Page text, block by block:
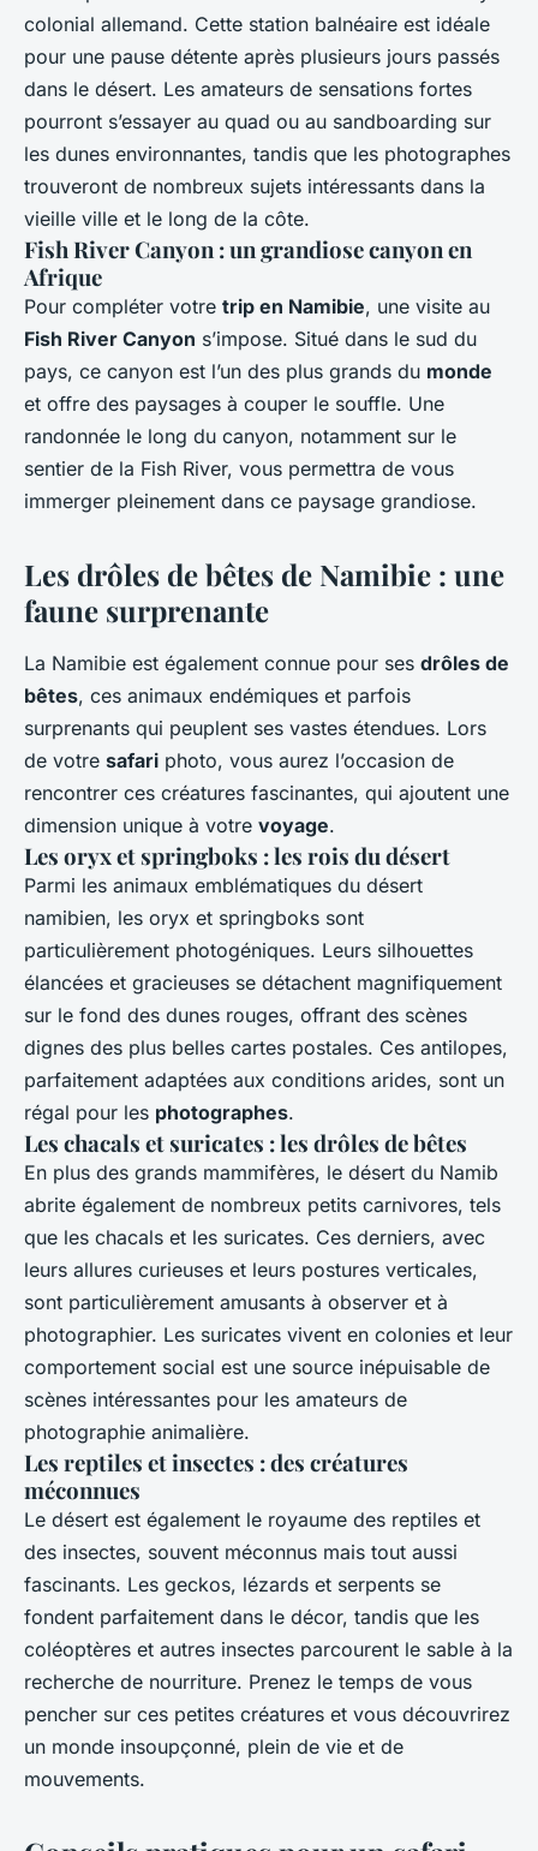
colonial allemand. Cette station balnéaire est idéale
pour une pause détente après plusieurs jours passés
dans le désert. Les amateurs de sensations fortes
pourront s’essayer au quad ou au sandboarding sur
les dunes environnantes, tandis que les photographes
trouveront de nombreux sujets intéressants dans la
vieille ville et le long de la côte.
Fish River Canyon : un grandiose canyon en
Afrique
Pour compléter votre trip en Namibie, une visite au
Fish River Canyon s’impose. Situé dans le sud du
pays, ce canyon est l’un des plus grands du monde
et offre des paysages à couper le souffle. Une
randonnée le long du canyon, notamment sur le
sentier de la Fish River, vous permettra de vous
immerger pleinement dans ce paysage grandiose.
Les drôles de bêtes de Namibie : une
faune surprenante
La Namibie est également connue pour ses drôles de
bêtes, ces animaux endémiques et parfois
surprenants qui peuplent ses vastes étendues. Lors
de votre safari photo, vous aurez l’occasion de
rencontrer ces créatures fascinantes, qui ajoutent une
dimension unique à votre voyage.
Les oryx et springboks : les rois du désert
Parmi les animaux emblématiques du désert
namibien, les oryx et springboks sont
particulièrement photogéniques. Leurs silhouettes
élancées et gracieuses se détachent magnifiquement
sur le fond des dunes rouges, offrant des scènes
dignes des plus belles cartes postales. Ces antilopes,
parfaitement adaptées aux conditions arides, sont un
régal pour les photographes.
Les chacals et suricates : les drôles de bêtes
En plus des grands mammifères, le désert du Namib
abrite également de nombreux petits carnivores, tels
que les chacals et les suricates. Ces derniers, avec
leurs allures curieuses et leurs postures verticales,
sont particulièrement amusants à observer et à
photographier. Les suricates vivent en colonies et leur
comportement social est une source inépuisable de
scènes intéressantes pour les amateurs de
photographie animalière.
Les reptiles et insectes : des créatures
méconnues
Le désert est également le royaume des reptiles et
des insectes, souvent méconnus mais tout aussi
fascinants. Les geckos, lézards et serpents se
fondent parfaitement dans le décor, tandis que les
coléoptères et autres insectes parcourent le sable à la
recherche de nourriture. Prenez le temps de vous
pencher sur ces petites créatures et vous découvrirez
un monde insoupçonné, plein de vie et de
mouvements.